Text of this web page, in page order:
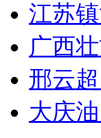
江苏
广西
邢云
大庆